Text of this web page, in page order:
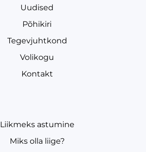
Uudised
Põhikiri
Tegevjuhtkond
Volikogu
Kontakt
Liikmeks astumine
Miks olla liige?